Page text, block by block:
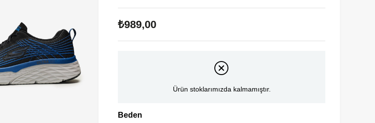
₺989,00
Ürün stoklarımızda kalmamıştır.
Beden